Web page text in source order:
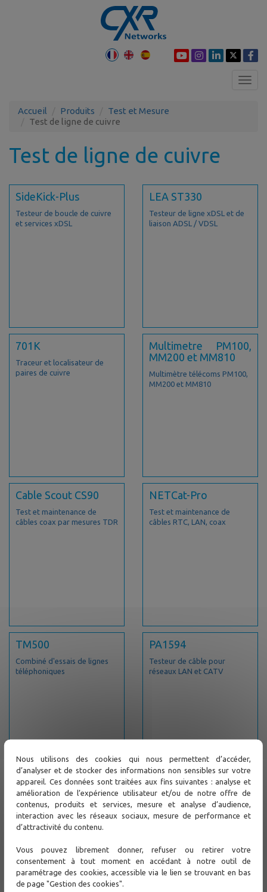
Accueil Produits
Test et Mesure
Test de ligne de cuivre
Test de ligne de cuivre
SideKick-Plus
Testeur de boucle de cuivre
et services xDSL
LEA ST330
Testeur de ligne xDSL et de
liaison ADSL / VDSL
701K
Traceur et localisateur de
paires de cuivre
Multimetre PM100,
MM200 et MM810
Multimètre télécoms PM100,
MM200 et MM810
Cable Scout CS90
Test et maintenance de
câbles coax par mesures TDR
NETCat-Pro
Test et maintenance de
câbles RTC, LAN, coax
TM500
Combiné d'essais de lignes
téléphoniques
PA1594
Testeur de câble pour
réseaux LAN et CATV
Téléchargements
Catalogue CXR LEA - Test et mesures (FR)
Catalogue CXR Network (FR)
Support
Nous utilisons des cookies qui nous permettent d’accéder,
d’analyser et de stocker des informations non sensibles sur votre
appareil. Ces données sont traitées aux fins suivantes : analyse et
amélioration de l’expérience utilisateur et/ou de notre offre de
contenus, produits et services, mesure et analyse d’audience,
interaction avec les réseaux sociaux, mesure de performance et
d’attractivité du contenu.
Vous pouvez librement donner, refuser ou retirer votre
consentement à tout moment en accédant à notre outil de
paramétrage des cookies, accessible via le lien se trouvant en bas
de page "Gestion des cookies".